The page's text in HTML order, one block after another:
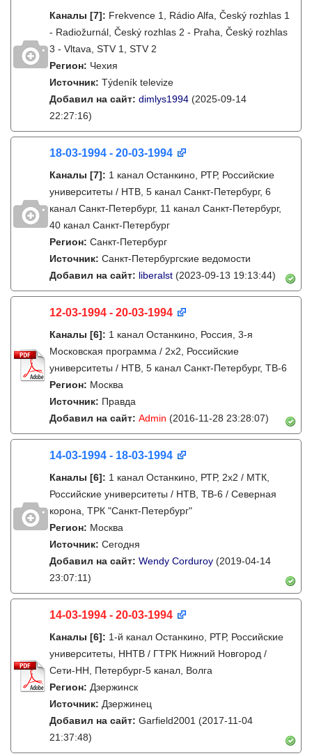
Каналы [7]: Frekvence 1, Rádio Alfa, Český rozhlas 1
- Radiožurnál, Český rozhlas 2 - Praha, Český rozhlas
3 - Vltava, STV 1, STV 2
Регион: Чехия
Источник: Týdeník televize
Добавил на сайт: dimlys1994 (2025-09-14
22:27:16)
18-03-1994 - 20-03-1994
Каналы [7]: 1 канал Останкино, РТР, Российские
университеты / НТВ, 5 канал Санкт-Петербург, 6
канал Санкт-Петербург, 11 канал Санкт-Петербург,
40 канал Санкт-Петербург
Регион: Санкт-Петербург
Источник: Санкт-Петербургские ведомости
Добавил на сайт: liberalst (2023-09-13 19:13:44)
12-03-1994 - 20-03-1994
Каналы [6]: 1 канал Останкино, Россия, 3-я
Московская программа / 2x2, Российские
университеты / НТВ, 5 канал Санкт-Петербург, ТВ-6
Регион: Москва
Источник: Правда
Добавил на сайт: Admin (2016-11-28 23:28:07)
14-03-1994 - 18-03-1994
Каналы [6]: 1 канал Останкино, РТР, 2х2 / МТК,
Российские университеты / НТВ, ТВ-6 / Северная
корона, ТРК "Санкт-Петербург"
Регион: Москва
Источник: Сегодня
Добавил на сайт: Wendy Corduroy (2019-04-14
23:07:11)
14-03-1994 - 20-03-1994
Каналы [6]: 1-й канал Останкино, РТР, Российские
университеты, ННТВ / ГТРК Нижний Новгород /
Сети-НН, Петербург-5 канал, Волга
Регион: Дзержинск
Источник: Дзержинец
Добавил на сайт: Garfield2001 (2017-11-04
21:37:48)